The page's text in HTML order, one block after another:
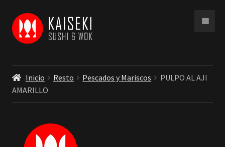
Ir
navegación
Ir
páginaInicio Resto Pescados y Mariscos
PULPO AL AJI
AMARILLO